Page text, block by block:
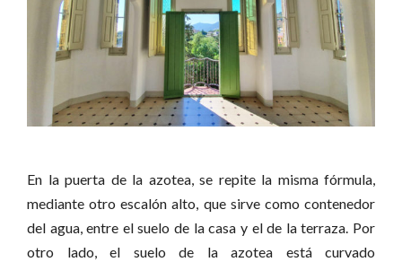
En la puerta de la azotea, se repite la misma fórmula,
mediante otro escalón alto, que sirve como contenedor
del agua, entre el suelo de la casa y el de la terraza. Por
otro lado, el suelo de la azotea está curvado